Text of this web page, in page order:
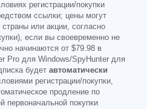
регистрации/покупки
ссылки; цены могут
или акции, согласно
если вы своевременно не
начинаются от $79.98 в
Pro для Windows/SpyHunter для
будет автоматически
регистрации/покупки,
продление по
покупки